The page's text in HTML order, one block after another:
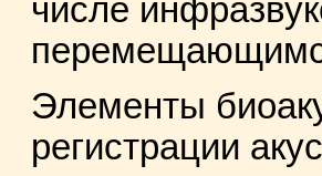
числе
Элементы
регистрации